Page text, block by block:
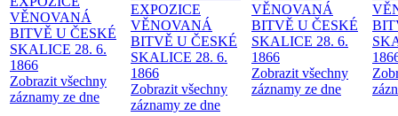
VĚNOVANÁ
BITVĚ U ČESKÉ
SKALICE 28. 6.
1866
Zobrazit všechny
záznamy ze dne
EXPOZICE
VĚNOVANÁ
BITVĚ U ČESKÉ
SKALICE 28. 6.
1866
Zobrazit všechny
záznamy ze dne
VĚNOVANÁ
BITVĚ U ČESKÉ
SKALICE 28. 6.
1866
Zobrazit všechny
záznamy ze dne